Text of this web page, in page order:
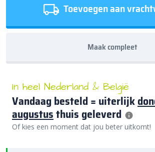
Toevoegen aan
Maak compleet
In heel Nederland & België
Vandaag besteld = uiterlijk
augustusthuis geleverd
Of kies een moment dat jou beter uitkomt!